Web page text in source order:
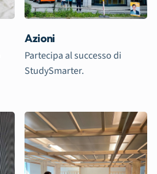
Azioni
Partecipa al successo di
StudySmarter.